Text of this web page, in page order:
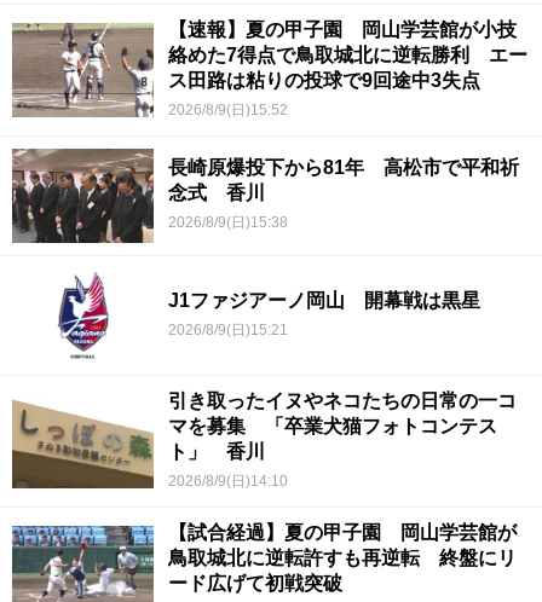
【速報】夏の甲子園 岡山学芸館が小技
絡めた7得点で鳥取城北に逆転勝利 エー
ス田路は粘りの投球で9回途中3失点
2026/8/9(日)15:52
長崎原爆投下から81年 高松市で平和祈
念式 香川
2026/8/9(日)15:38
J1ファジアーノ岡山 開幕戦は黒星
2026/8/9(日)15:21
引き取ったイヌやネコたちの日常の一コ
マを募集 「卒業犬猫フォトコンテス
ト」 香川
2026/8/9(日)14:10
【試合経過】夏の甲子園 岡山学芸館が
鳥取城北に逆転許すも再逆転 終盤にリ
ード広げて初戦突破